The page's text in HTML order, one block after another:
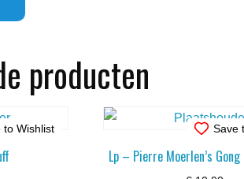
producten
to Wishlist Save
Lp – Pierre Moerlen’s